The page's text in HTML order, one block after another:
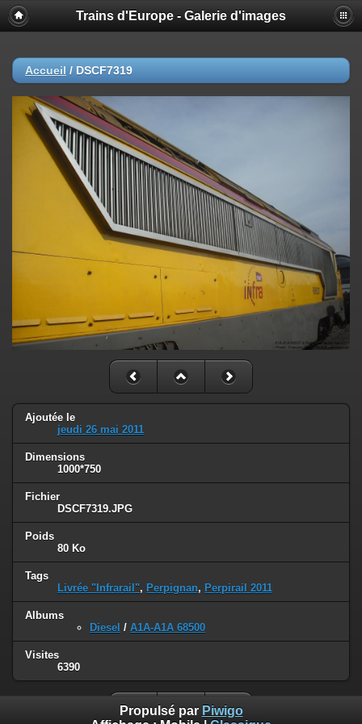
Trains d'Europe - Galerie d'images
Accueil / DSCF7319
Ajoutée le
jeudi 26 mai 2011
Dimensions
1000*750
Fichier
DSCF7319.JPG
Poids
80 Ko
Tags
Livrée "Infrarail", Perpignan, Perpirail 2011
Albums
Diesel / A1A-A1A 68500
Visites
6390
Propulsé par Piwigo